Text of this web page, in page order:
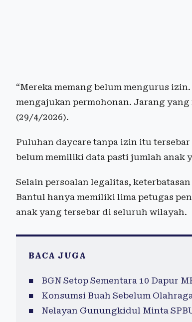
“Mereka memang belum mengurus
mengajukan permohonan. Jarang
(29/4/2026).
Puluhan daycare tanpa izin itu
belum memiliki data pasti jumlah anak
Selain persoalan legalitas,
Bantul hanya memiliki lima petugas
anak yang tersebar di seluruh wilayah.
BACA JUGA
BGN Setop Sementara 10 Dapur
Konsumsi Buah Sebelum
Nelayan Gunungkidul Minta